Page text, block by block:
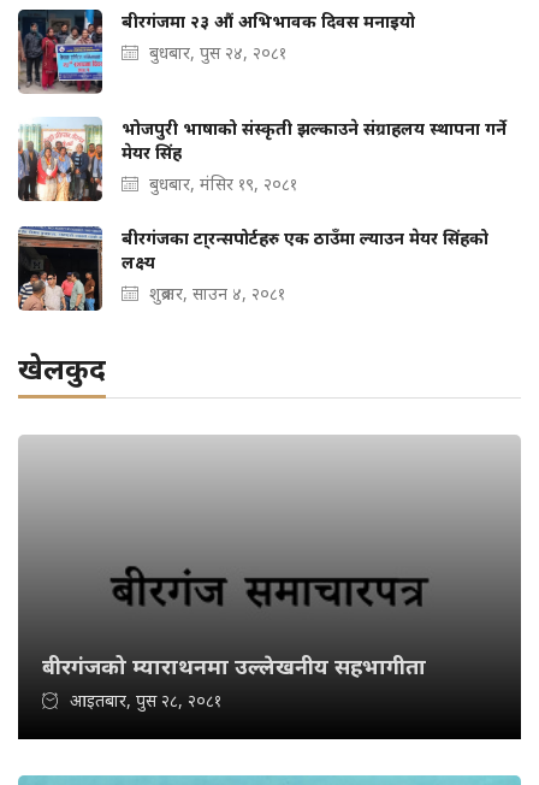
बीरगंजमा २३ औं अभिभावक दिवस मनाइयो
बुधबार, पुस २४, २०८१
भोजपुरी भाषाको संस्कृती झल्काउने संग्राहलय स्थापना गर्ने
मेयर सिंह
बुधबार, मंसिर १९, २०८१
बीरगंजका टा्रन्सपोर्टहरु एक ठाउँमा ल्याउन मेयर सिंहको
लक्ष्य
शुक्रबार, साउन ४, २०८१
खेलकुद
बीरगंजको म्याराथनमा उल्लेखनीय सहभागीता
आइतबार, पुस २८, २०८१